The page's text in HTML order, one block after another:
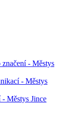
- Městys
- Městys
Městys Jince